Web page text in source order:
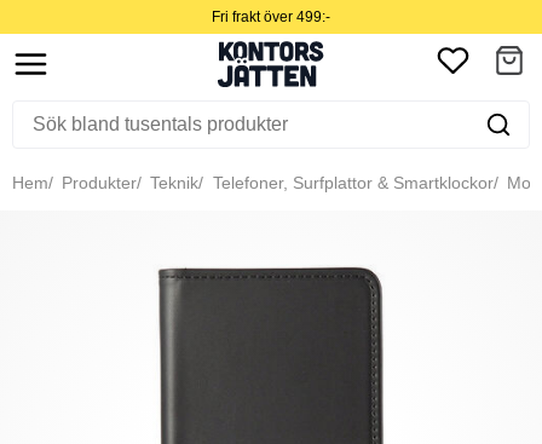
Fri frakt över 499:-
Hem Produkter Teknik Telefoner, Surfplattor & Smartklockor